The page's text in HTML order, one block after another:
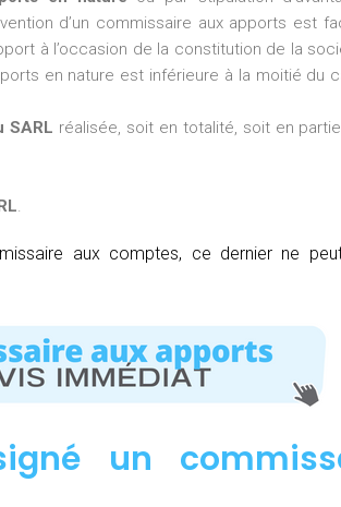
d’un commissaire aux apports est
à l’occasion de la constitution de la
en nature est inférieure à la moitié du
SARL réalisée, soit en totalité, soit en
.
aux comptes, ce dernier ne
un